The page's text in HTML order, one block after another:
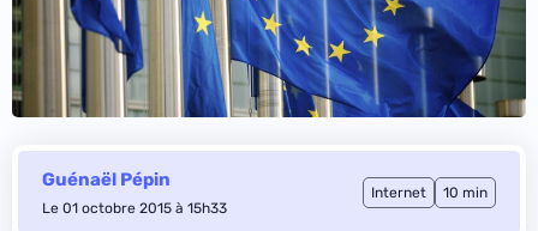
Guénaël Pépin
Le 01 octobre 2015 à 15h33
Internet 10 min